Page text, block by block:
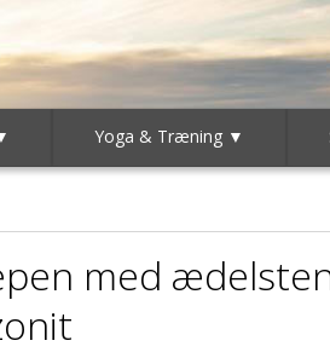
Yoga & Træning ▼
med